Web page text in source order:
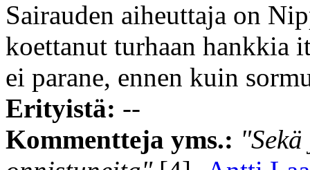
Sairauden aiheuttaja on
koettanut turhaan hankkia
ei parane, ennen kuin
Erityistä: --
Kommentteja yms.: